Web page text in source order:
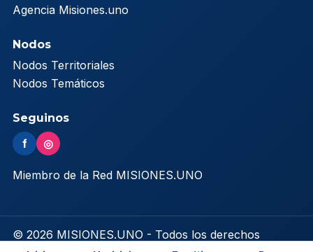
Agencia Misiones.uno
Nodos
Nodos Territoriales
Nodos Temáticos
Seguinos
f ◎
Miembro de la Red MISIONES.UNO
© 2026 MISIONES.UNO - Todos los derechos
reservados